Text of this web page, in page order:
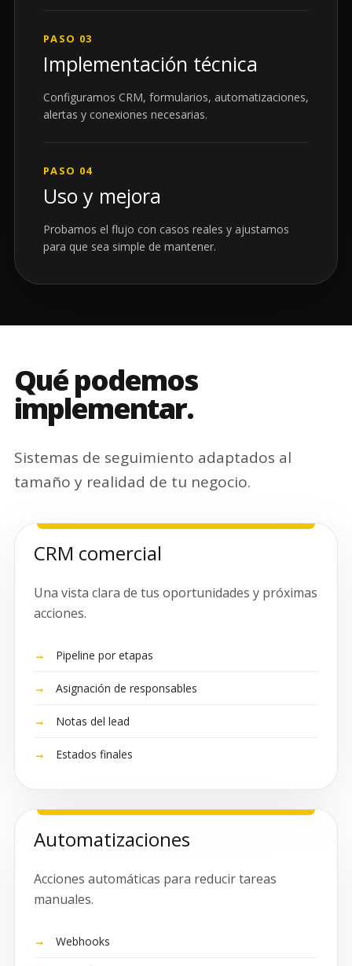
PASO 03
Implementación técnica
Configuramos CRM, formularios, automatizaciones,
alertas y conexiones necesarias.
PASO 04
Uso y mejora
Probamos el flujo con casos reales y ajustamos
para que sea simple de mantener.
Qué podemos
implementar.
Sistemas de seguimiento adaptados al
tamaño y realidad de tu negocio.
CRM comercial
Una vista clara de tus oportunidades y próximas
acciones.
Pipeline por etapas
Asignación de responsables
Notas del lead
Estados finales
Automatizaciones
Acciones automáticas para reducir tareas
manuales.
Webhooks